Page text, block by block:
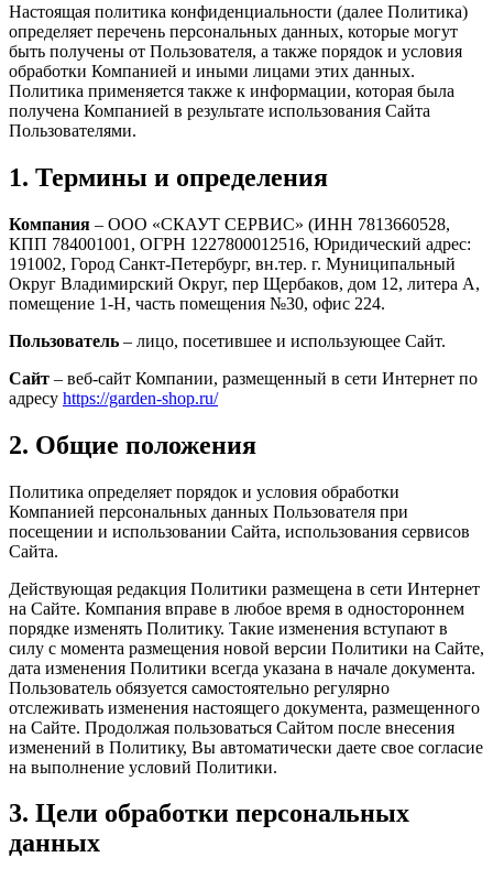
Настоящая политика конфиденциальности (далее Политика)
определяет перечень персональных данных, которые могут
быть получены от Пользователя, а также порядок и условия
обработки Компанией и иными лицами этих данных.
Политика применяется также к информации, которая была
получена Компанией в результате использования Сайта
Пользователями.
1. Термины и определения
Компания – ООО «СКАУТ СЕРВИС» (ИНН 7813660528,
КПП 784001001, ОГРН 1227800012516, Юридический адрес:
191002, Город Санкт-Петербург, вн.тер. г. Муниципальный
Округ Владимирский Округ, пер Щербаков, дом 12, литера А,
помещение 1-Н, часть помещения №30, офис 224.
Пользователь – лицо, посетившее и использующее Сайт.
Сайт – веб-сайт Компании, размещенный в сети Интернет по
адресу https://garden-shop.ru/
2. Общие положения
Политика определяет порядок и условия обработки
Компанией персональных данных Пользователя при
посещении и использовании Сайта, использования сервисов
Сайта.
Действующая редакция Политики размещена в сети Интернет
на Сайте. Компания вправе в любое время в одностороннем
порядке изменять Политику. Такие изменения вступают в
силу с момента размещения новой версии Политики на Сайте,
дата изменения Политики всегда указана в начале документа.
Пользователь обязуется самостоятельно регулярно
отслеживать изменения настоящего документа, размещенного
на Сайте. Продолжая пользоваться Сайтом после внесения
изменений в Политику, Вы автоматически даете свое согласие
на выполнение условий Политики.
3. Цели обработки персональных
данных